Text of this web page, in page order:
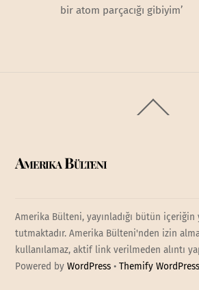
bir atom parçacığı gibiyim’
To
Amerika Bülteni
Amerika Bülteni, yayınladığı bütün içeriğin
tutmaktadır. Amerika Bülteni'nden izin
kullanılamaz, aktif link verilmeden alıntı
Powered byWordPress •Themify